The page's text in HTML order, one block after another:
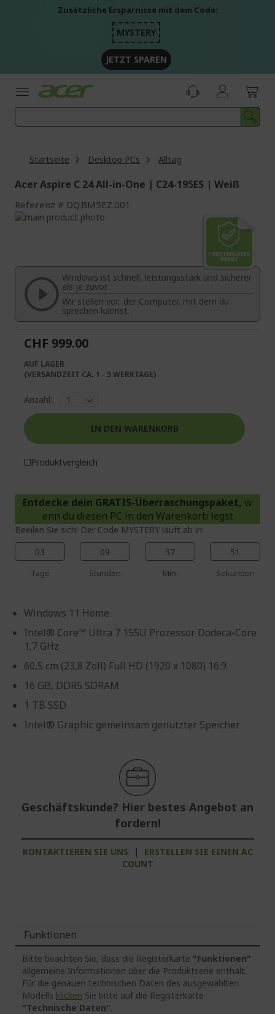
Zusätzliche Ersparnisse mit dem Code:
MYSTERY
JETZT SPAREN
Startseite Desktop PCs Alltag
Acer Aspire C 24 All-in-One | C24-195ES | Weiß
Referenz DQ.BM5EZ.001
Zum
springen
Bildgalerie
springen
Windows ist schnell, leistungsstark und sicherer
als je zuvor.
Wir stellen vor: der Computer, mit dem du
sprechen kannst.
Entdecke dein GRATIS-Überraschungspaket, w
enn du diesen PC in den Warenkorb legst
Beeilen Sie sich! Der Code MYSTERY läuft ab in:
03
Tage
09
Stunden
37
Min.
51
Sekunden
Windows 11 Home
Intel® Core™ Ultra 7 155U Prozessor Dodeca-Core
1,7 GHz
60,5 cm (23,8 Zoll) Full HD (1920 x 1080) 16:9
16 GB, DDR5 SDRAM
1 TB SSD
Intel® Graphic gemeinsam genutzter Speicher
Geschäftskunde? Hier bestes Angebot an
fordern!
KONTAKTIEREN SIE UNS |
ERSTELLEN SIE EINEN AC
COUNT
CHF 999.00
AUF LAGER
(VERSANDZEIT CA. 1 - 5 WERKTAGE)
Anzahl:
IN DEN WARENKORB
Produktvergleich
Funktionen
Bitte beachten Sie, dass die Registerkarte "Funktionen"
allgemeine Informationen über die Produktserie enthält.
Für die genauen technischen Daten des ausgewählten
Modells klicken Sie bitte auf die Registerkarte
"Technische Daten".